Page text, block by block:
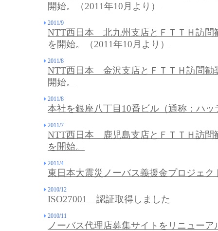
開始。（2011年10月より）
2011/9
NTT西日本 北九州支店とＦＴＴＨ訪問
を開始。（2011年10月より）
2011/8
NTT西日本 金沢支店とＦＴＴＨ訪問勧
開始。
2011/8
本社を銀座八丁目10番ビル（通称：ハ
2011/7
NTT西日本 鹿児島支店とＦＴＴＨ訪問
を開始。
2011/4
東日本大震災ノーバス義援金プロジェク
2010/12
ISO27001 認証取得しました
2010/11
ノーバス代理店募集サイトをリニューア